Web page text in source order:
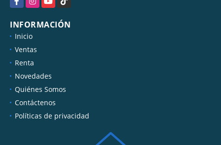
INFORMACIÓN
Inicio
Ventas
Renta
Novedades
Quiénes Somos
Contáctenos
Políticas de privacidad